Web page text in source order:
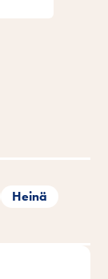
Heinä